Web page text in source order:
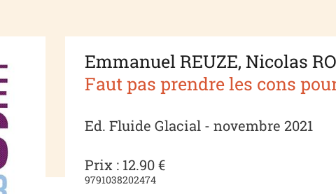
Emmanuel REUZE, Nicolas
Faut pas prendre les cons
Ed. Fluide Glacial - novembre 2021
Prix : 12.90 €
9791038202474